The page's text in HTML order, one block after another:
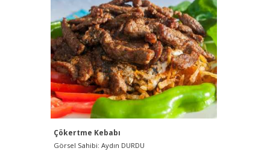
Çökertme Kebabı
Görsel Sahibi: Aydın DURDU